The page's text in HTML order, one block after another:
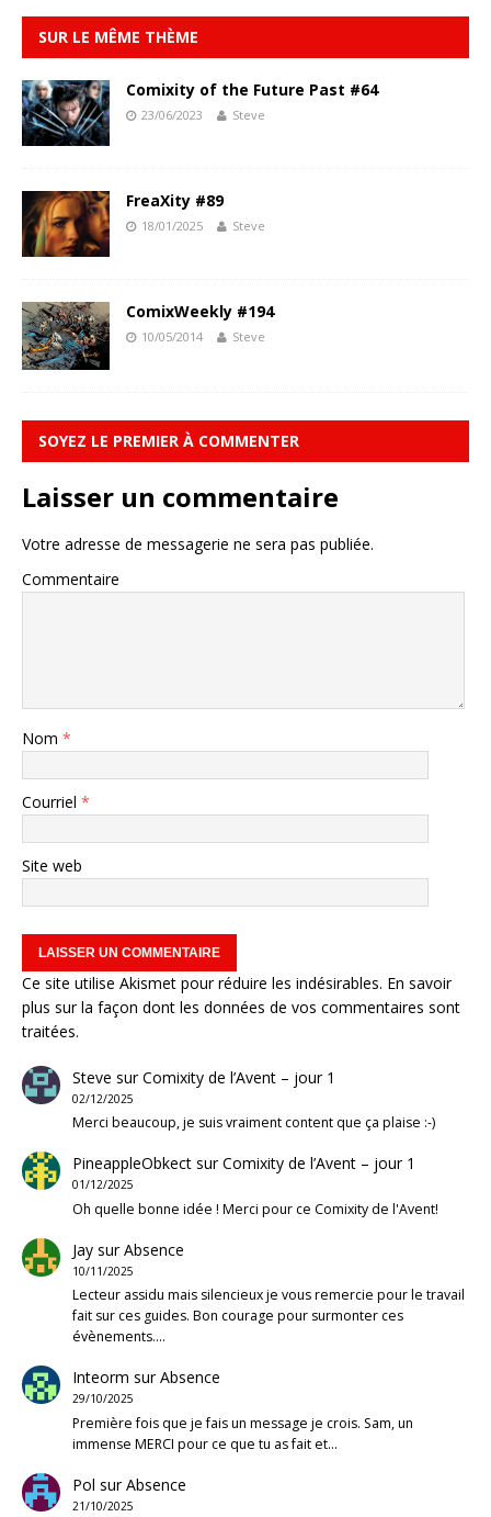
SUR LE MÊME THÈME
Comixity of the Future Past #64
23/06/2023 Steve
FreaXity #89
18/01/2025 Steve
ComixWeekly #194
10/05/2014 Steve
SOYEZ LE PREMIER À COMMENTER
Laisser un commentaire
Votre adresse de messagerie ne sera pas publiée.
Commentaire
Nom *
Courriel *
Site web
Ce site utilise Akismet pour réduire les indésirables. En savoir
plus sur la façon dont les données de vos commentaires sont
traitées.
Steve surComixity de l’Avent – jour 1
02/12/2025
Merci beaucoup, je suis vraiment content que ça plaise :-)
PineappleObkectsurComixity de l’Avent – jour 1
01/12/2025
Oh quelle bonne idée ! Merci pour ce Comixity de l'Avent!
JaysurAbsence
10/11/2025
Lecteur assidu mais silencieux je vous remercie pour le travail
fait sur ces guides. Bon courage pour surmonter ces
évènements.…
Inteorm surAbsence
29/10/2025
Première fois que je fais un message je crois. Sam, un
immense MERCI pour ce que tu as fait et…
Pol surAbsence
21/10/2025